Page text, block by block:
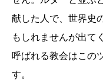
献した人で、世界史
もしれませんが出て
呼ばれる教会はこの
す。